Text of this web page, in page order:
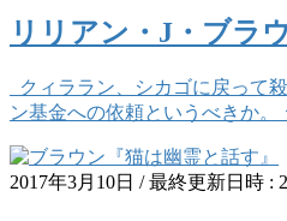
リリアン・J・ブラ
クィララン、シカゴに戻って
ン基金への依頼というべきか
2017年3月10日 / 最終更新日時 :